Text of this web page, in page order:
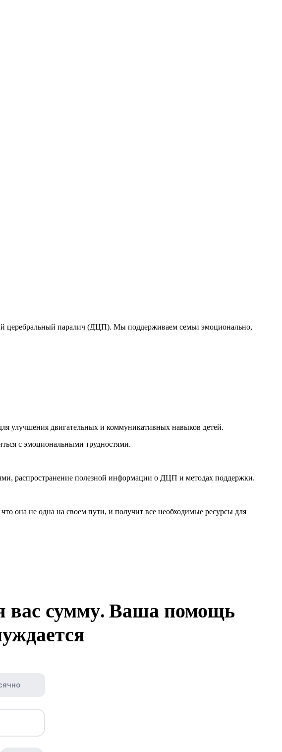
церебральный паралич (ДЦП). Мы поддерживаем семьи эмоционально,
улучшения двигательных и коммуникативных навыков детей.
с эмоциональными трудностями.
распространение полезной информации о ДЦП и методах поддержки.
она не одна на своем пути, и получит все необходимые ресурсы для
вас сумму. Ваша помощь